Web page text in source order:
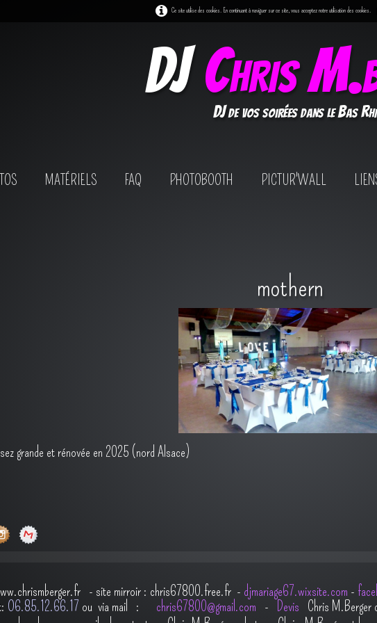
Ce site utilise des cookies. En continuant à naviguer sur ce site, vous acceptez notre utilisation des cookies.
DJChris
DJ de vos soirées dans le Bas
MATÉRIELS FAQ PHOTOBOOTH PICTUR'WALL
mothern
grande et rénovée en 2025 (nord Alsace)
- site mirroir : chris67800.free.fr - djmariage67.wixsite.com -
O6.85.12.66.17 ou via mail : chris67800@gmail.com - Devis Chris